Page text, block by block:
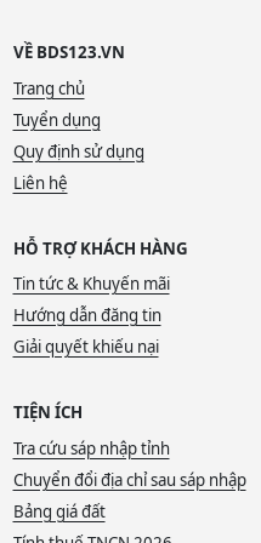
VỀ BDS123.VN
Trang chủ
Tuyển dụng
Quy định sử dụng
Liên hệ
HỖ TRỢ KHÁCH HÀNG
Tin tức & Khuyến mãi
Hướng dẫn đăng tin
Giải quyết khiếu nại
TIỆN ÍCH
Tra cứu sáp nhập tỉnh
Chuyển đổi địa chỉ sau sáp nhập
Bảng giá đất